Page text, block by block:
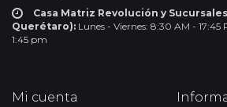
Casa Matriz Revolución y
Querétaro): Lunes - Viernes: 8:30 AM -
1:45 pm
Mi cuenta